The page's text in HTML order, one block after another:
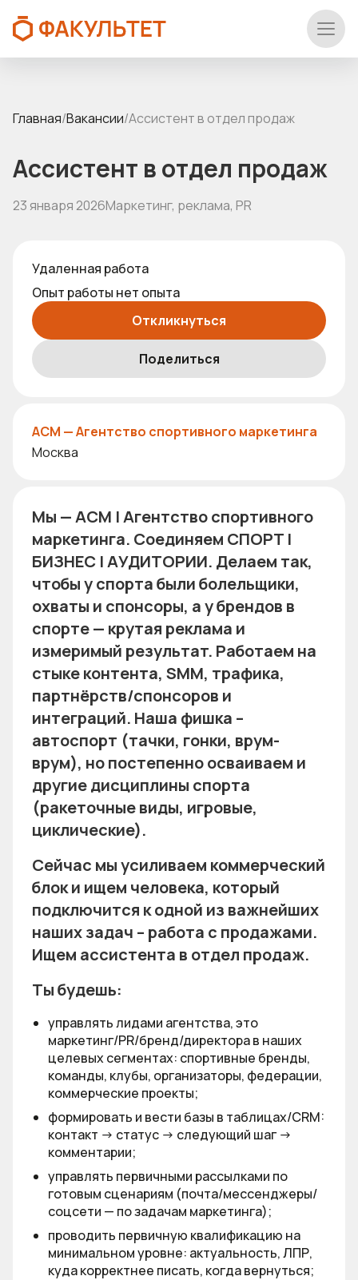
Главная/Вакансии/Ассистент в отдел продаж
Ассистент в отдел продаж
23 января 2026Маркетинг, реклама, PR
Мы — АСМ | Агентство спортивного
маркетинга. Соединяем СПОРТ |
БИЗНЕС | АУДИТОРИИ. Делаем так,
чтобы у спорта были болельщики,
охваты и спонсоры, а у брендов в
спорте — крутая реклама и
измеримый результат. Работаем на
стыке контента, SMM, трафика,
партнёрств/спонсоров и
интеграций. Наша фишка –
автоспорт (тачки, гонки, врум-
врум), но постепенно осваиваем и
другие дисциплины спорта
(ракеточные виды, игровые,
циклические).
Сейчас мы усиливаем коммерческий
блок и ищем человека, который
подключится к одной из важнейших
наших задач – работа с продажами.
Ищем ассистента в отдел продаж.
Ты будешь:
управлять лидами агентства, это
маркетинг/PR/бренд/директора в наших
целевых сегментах: спортивные бренды,
команды, клубы, организаторы, федерации,
коммерческие проекты;
формировать и вести базы в таблицах/CRM:
контакт → статус → следующий шаг →
комментарии;
управлять первичными рассылками по
готовым сценариям (почта/мессенджеры/
соцсети — по задачам маркетинга);
проводить первичную квалификацию на
минимальном уровне: актуальность, ЛПР,
куда корректнее писать, когда вернуться;
Удаленная работа
Опыт работы нет опыта
Откликнуться
Поделиться
ACM — Агентство спортивного маркетинга
Москва